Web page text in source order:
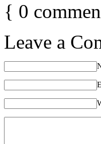
{ 0
Leave a